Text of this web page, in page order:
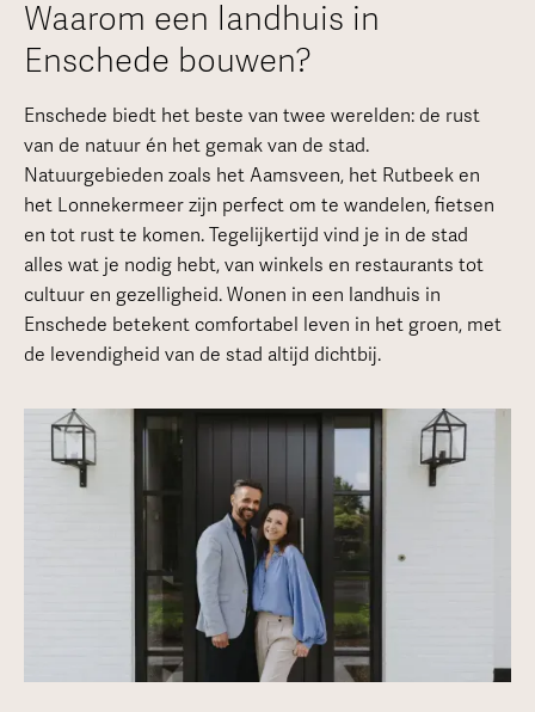
Waarom een landhuis in
Enschede bouwen?
Enschede biedt het beste van twee werelden: de rust
van de natuur én het gemak van de stad.
Natuurgebieden zoals het Aamsveen, het Rutbeek en
het Lonnekermeer zijn perfect om te wandelen, fietsen
en tot rust te komen. Tegelijkertijd vind je in de stad
alles wat je nodig hebt, van winkels en restaurants tot
cultuur en gezelligheid. Wonen in een landhuis in
Enschede betekent comfortabel leven in het groen, met
de levendigheid van de stad altijd dichtbij.